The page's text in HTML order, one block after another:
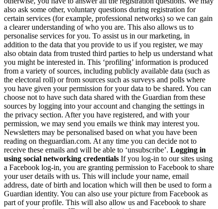
also ask some other, voluntary questions during registration for
certain services (for example, professional networks) so we can gain
a clearer understanding of who you are. This also allows us to
personalise services for you. To assist us in our marketing, in
addition to the data that you provide to us if you register, we may
also obtain data from trusted third parties to help us understand what
you might be interested in. This ‘profiling’ information is produced
from a variety of sources, including publicly available data (such as
the electoral roll) or from sources such as surveys and polls where
you have given your permission for your data to be shared. You can
choose not to have such data shared with the Guardian from these
sources by logging into your account and changing the settings in
the privacy section. After you have registered, and with your
permission, we may send you emails we think may interest you.
Newsletters may be personalised based on what you have been
reading on theguardian.com. At any time you can decide not to
receive these emails and will be able to ‘unsubscribe’. Logging in
using social networking credentials If you log-in to our sites using
a Facebook log-in, you are granting permission to Facebook to share
your user details with us. This will include your name, email
address, date of birth and location which will then be used to form a
Guardian identity. You can also use your picture from Facebook as
part of your profile. This will also allow us and Facebook to share